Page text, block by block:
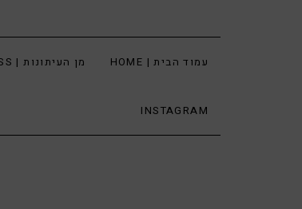
עמוד הבית | HOME מן העיתונות | PRESS
INSTAGRAM